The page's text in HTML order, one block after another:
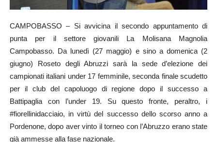
CAMPOBASSO – Si avvicina il secondo appuntamento di
punta per il settore giovanili La Molisana Magnolia
Campobasso. Da lunedì (27 maggio) e sino a domenica (2
giugno) Roseto degli Abruzzi sarà la sede d’elezione dei
campionati italiani under 17 femminile, seconda finale scudetto
per il club del capoluogo di regione dopo il successo a
Battipaglia con l’under 19. Su questo fronte, peraltro, i
#fiorellinidacciaio, in virtù del successo dello scorso anno a
Pordenone, dopo aver vinto il torneo con l’Abruzzo erano state
già ammesse alla fase nazionale.